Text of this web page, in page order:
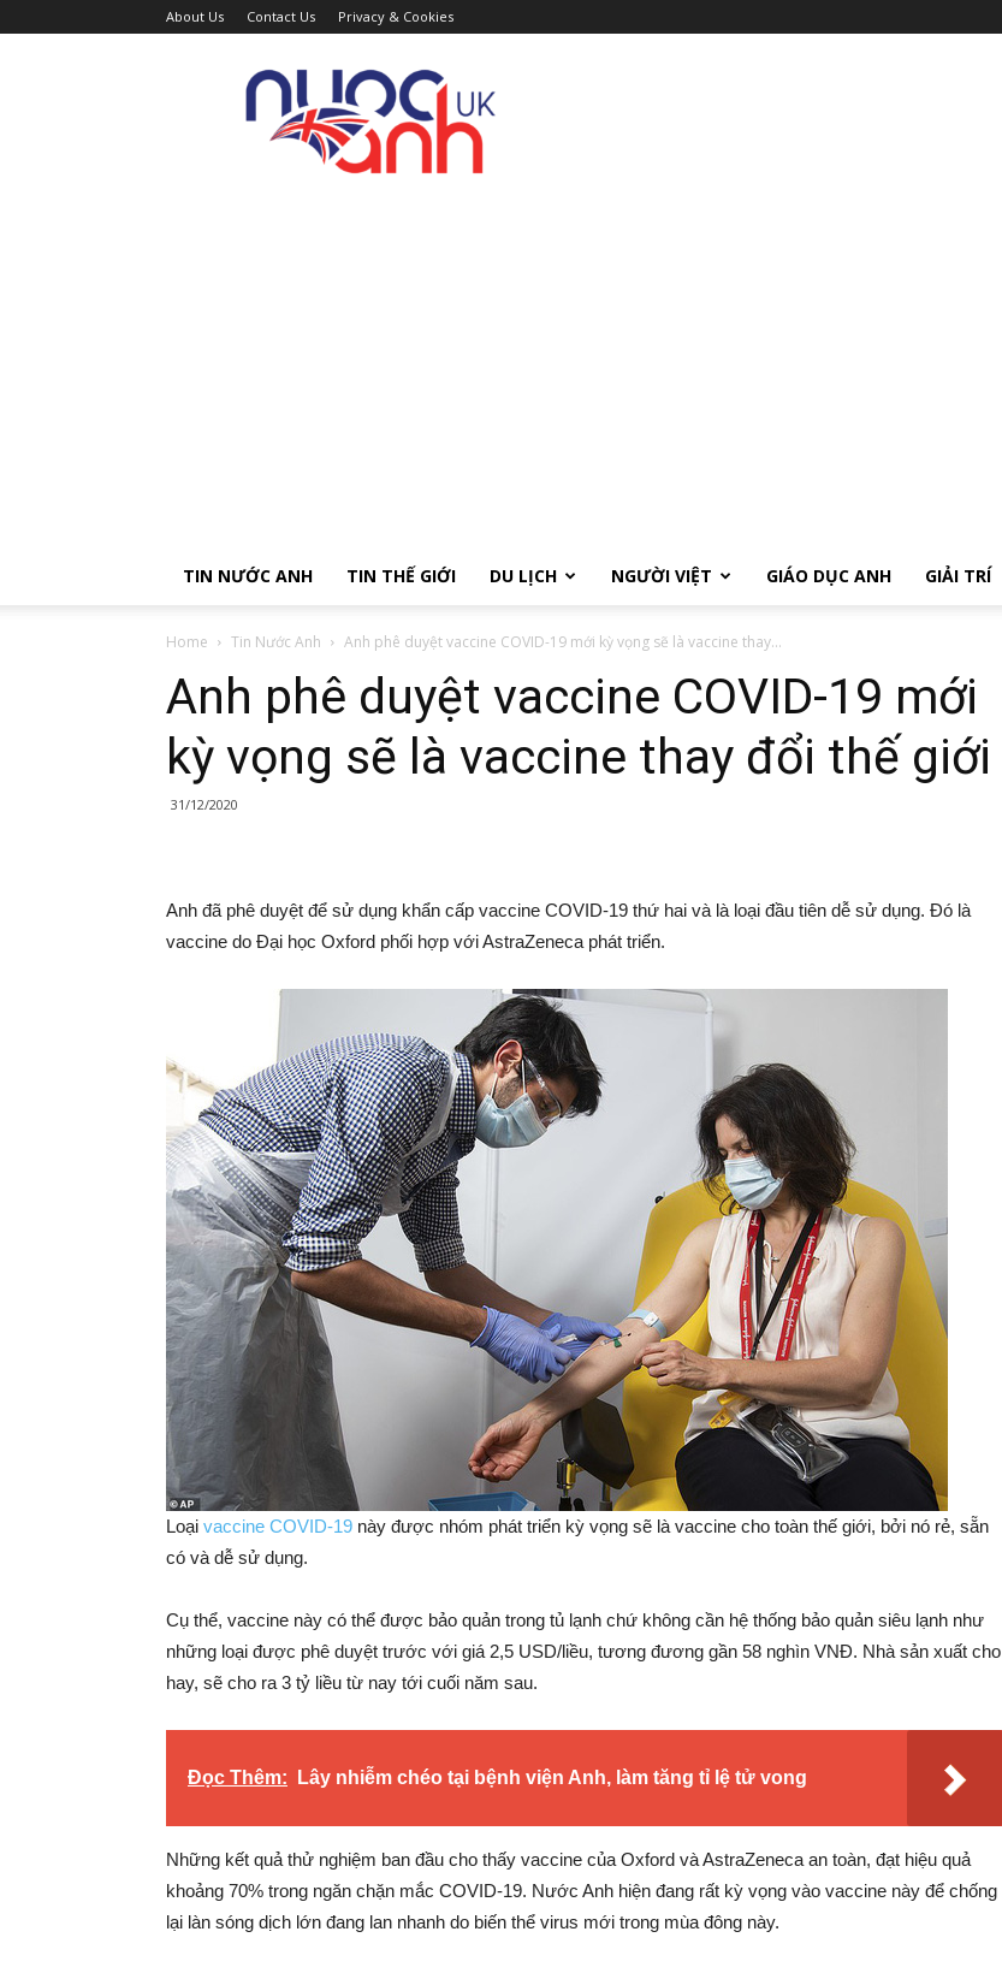
About Us Contact Us Privacy & Cookies
Trang
Tin
Tức
Nước
Anh
TIN NƯỚC ANH TIN THẾ GIỚI DU LỊCH NGƯỜI VIỆT GIÁO DỤC ANH GIẢI TRÍ
Home Tin Nước Anh Anh phê duyệt vaccine COVID-19 mới kỳ vọng sẽ là vaccine thay...
Anh phê duyệt vaccine COVID-19 mới
kỳ vọng sẽ là vaccine thay đổi thế giới
31/12/2020
Anh đã phê duyệt để sử dụng khẩn cấp vaccine COVID-19 thứ hai và là loại đầu tiên dễ sử dụng. Đó là
vaccine do Đại học Oxford phối hợp với AstraZeneca phát triển.
Loại vaccine COVID-19 này được nhóm phát triển kỳ vọng sẽ là vaccine cho toàn thế giới, bởi nó rẻ, sẵn
có và dễ sử dụng.
Cụ thể, vaccine này có thể được bảo quản trong tủ lạnh chứ không cần hệ thống bảo quản siêu lạnh như
những loại được phê duyệt trước với giá 2,5 USD/liều, tương đương gần 58 nghìn VNĐ. Nhà sản xuất cho
hay, sẽ cho ra 3 tỷ liều từ nay tới cuối năm sau.
Đọc Thêm: Lây nhiễm chéo tại bệnh viện Anh, làm tăng tỉ lệ tử vong
Những kết quả thử nghiệm ban đầu cho thấy vaccine của Oxford và AstraZeneca an toàn, đạt hiệu quả
khoảng 70% trong ngăn chặn mắc COVID-19. Nước Anh hiện đang rất kỳ vọng vào vaccine này để chống
lại làn sóng dịch lớn đang lan nhanh do biến thể virus mới trong mùa đông này.